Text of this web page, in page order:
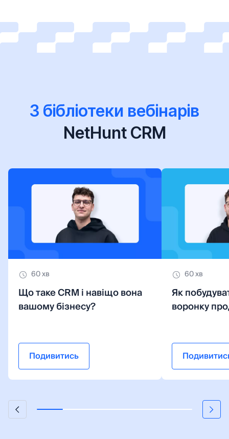
З бібліотеки вебінарів
NetHunt CRM
60 хв
Що таке CRM і навіщо вона
вашому бізнесу?
Подивитись
60 хв
Як
воронку